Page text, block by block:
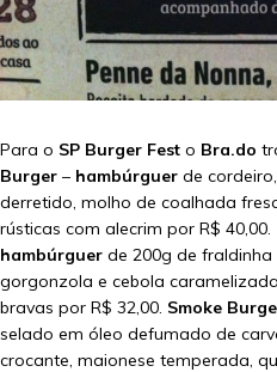
Para o SP Burger Fest o Bra.do
Burger – hambúrguer de
derretido, molho de coalhada
rústicas com alecrim por R$ 40,00.
hambúrguer de 200g de
gorgonzola e cebola
bravas por R$ 32,00. Smoke
selado em óleo defumado de
crocante, maionese temperada,